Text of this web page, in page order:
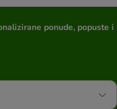
ponude, popuste i